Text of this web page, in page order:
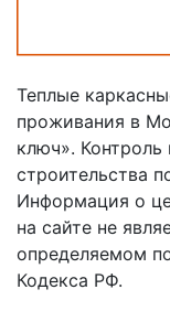
Теплые
проживания в
ключ». Контроль
строительства
Информация о
на сайте не
определяемом
Кодекса РФ.